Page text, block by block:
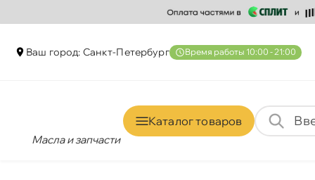
аш город: Санкт-Петербур ремя работы 10:00 - 21:00
Масла и запчасти
Каталог товаро